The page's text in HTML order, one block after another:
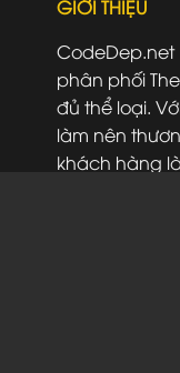
GIỚI THIỆU
CodeDep.net
phân phối
đủ thể loại.
làm nên
khách hàng